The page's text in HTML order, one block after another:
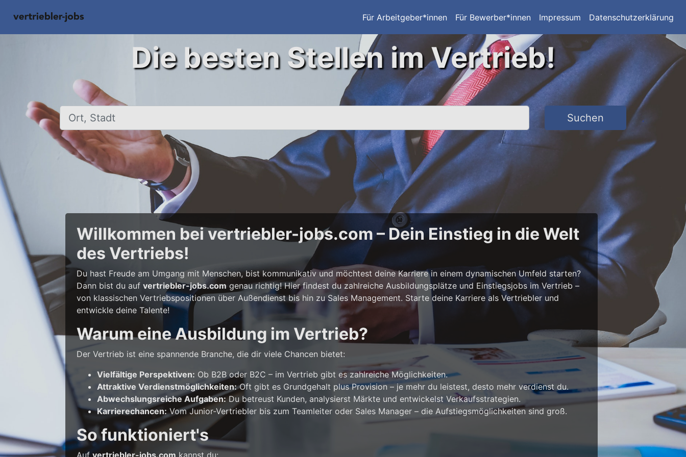
Für Arbeitgeber*innen Für Bewerber*innen Impressum Datenschutzerklärung
Die besten Stellen im Vertrieb!
Ort, Stadt Suchen
Willkommen bei vertriebler-jobs.com – Dein Einstieg in die Welt
des Vertriebs!
Du hast Freude am Umgang mit Menschen, bist kommunikativ und möchtest deine Karriere in einem dynamischen Umfeld starten?
Dann bist du aufvertriebler-jobs.com genau richtig! Hier findest du zahlreiche Ausbildungsplätze und Einstiegsjobs im Vertrieb –
von klassischen Vertriebspositionen über Außendienst bis hin zu Sales Management. Starte deine Karriere als Vertriebler und
entwickle deine Talente!
Warum eine Ausbildung im Vertrieb?
Der Vertrieb ist eine spannende Branche, die dir viele Chancen bietet:
Vielfältige Perspektiven: Ob B2B oder B2C – im Vertrieb gibt es zahlreiche Möglichkeiten.
Attraktive Verdienstmöglichkeiten:Oft gibt es Grundgehalt plus Provision – je mehr du leistest, desto mehr verdienst du.
Abwechslungsreiche Aufgaben:Du betreust Kunden, analysierst Märkte und entwickelst Verkaufsstrategien.
Karrierechancen:Vom Junior-Vertriebler bis zum Teamleiter oder Sales Manager – die Aufstiegsmöglichkeiten sind groß.
So funktioniert's